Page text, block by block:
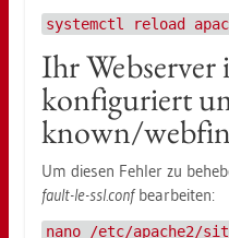
systemctl reload
Ihr
kon­fi­gu­riert
known/
Um die­sen Feh­ler zu
fault-le-ssl.confbe­ar­bei­ten:
nano /etc/apache2/